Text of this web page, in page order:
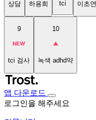
상담 하용희 tci 이초연
9
tci 검사
10
녹색 adhd약
앱 다운로드
로그인을 해주세요